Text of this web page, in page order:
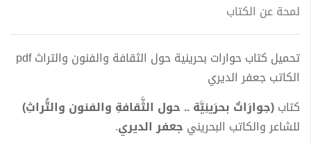
لمحة عن الكتاب
تحميل كتاب حوارات بحرينية حول الثقافة والفنون والتراث pdf
الكاتب جعفر الديري
كتاب(حِوارَاتٌ بحرَينِيَّة .. حول الثَّقافةِ والفنون والتُّراثِ)
للشاعر والكاتب البحريني جعفر الديري.